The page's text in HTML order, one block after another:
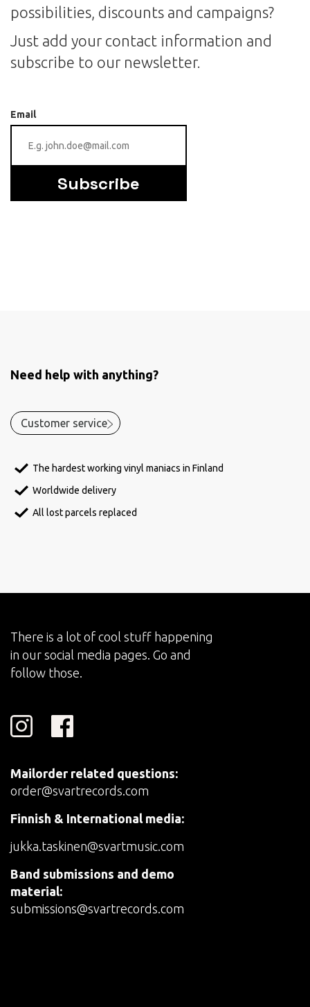
possibilities, discounts and campaigns?
Just add your contact information and
subscribe to our newsletter.
Email
Subscribe
Need help with anything?
Customer service
The hardest working vinyl maniacs in Finland
Worldwide delivery
All lost parcels replaced
There is a lot of cool stuff happening
in our social media pages. Go and
follow those.
Mailorder related questions:
order@svartrecords.com
Finnish & International media:
jukka.taskinen@svartmusic.com
Band submissions and demo
material:
submissions@svartrecords.com